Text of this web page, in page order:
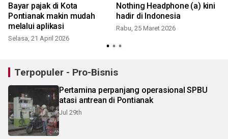
Bayar pajak di Kota
Pontianak makin mudah
melalui aplikasi
Selasa, 21 April 2026
Nothing Headphone (a) kini
hadir di Indonesia
Rabu, 25 Maret 2026
Terpopuler - Pro-Bisnis
Pertamina perpanjang operasional SPBU
atasi antrean di Pontianak
Jul 29th